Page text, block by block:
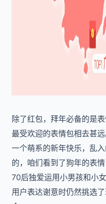
除了红包，拜年必备的是
最受欢迎的表情包相去甚
一个萌系的新年快乐，乱
的，咱们看到了狗年的表
70后独爱运用小男孩和小
用户表达谢意时仍然挑选